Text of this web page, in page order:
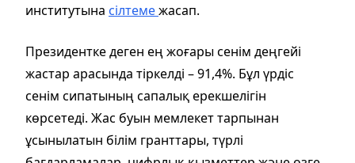
институтына сілтемежасап.
Президентке деген ең жоғары сенім деңгейі
жастар арасында тіркелді – 91,4%. Бұл үрдіс
сенім сипатының сапалық ерекшелігін
көрсетеді. Жас буын мемлекет тарпынан
ұсынылатын білім гранттары, түрлі